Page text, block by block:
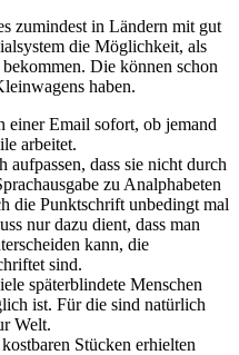
zumindest in Ländern mit gut
die Möglichkeit, als
Die können schon
haben.
einer Email sofort, ob jemand
arbeitet.
aufpassen, dass sie nicht durch
zu Analphabeten
die Punktschrift unbedingt mal
nur dazu dient, dass man
kann, die
sind.
späterblindete Menschen
ist. Für die sind natürlich
Welt.
Stücken erhielten